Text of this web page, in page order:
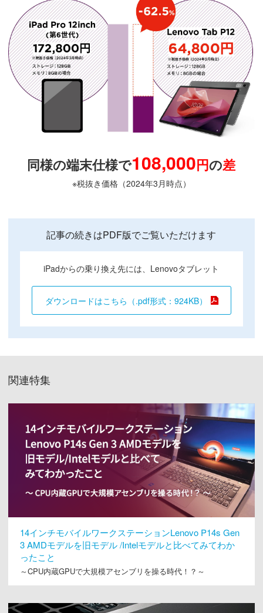
同様の端末仕様で108,000円の差
※税抜き価格（2024年3月時点）
記事の続きはPDF版でご覧いただけます
iPadからの乗り換え先には、Lenovoタブレット
ダウンロードはこちら（.pdf形式：924KB）
関連特集
14インチモバイルワークステーションLenovo P14s Gen
3 AMDモデルを旧モデル /Intelモデルと比べてみてわか
ったこと
～CPU内蔵GPUで大規模アセンブリを操る時代！？～